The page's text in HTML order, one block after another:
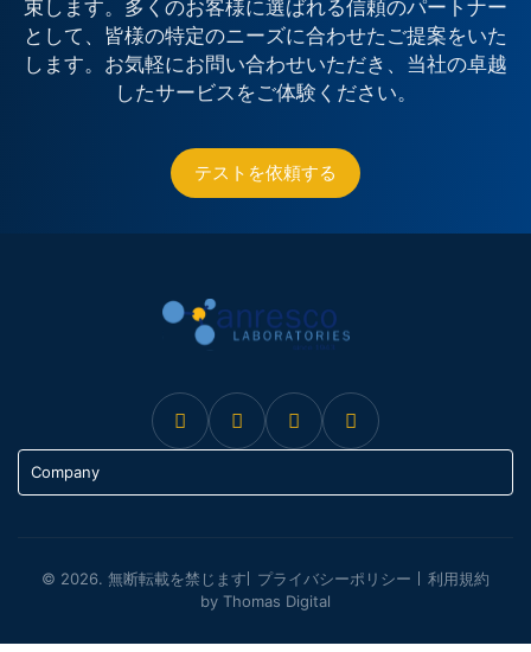
束します。多くのお客様に選ばれる信頼のパートナー
として、皆様の特定のニーズに合わせたご提案をいた
します。お気軽にお問い合わせいただき、当社の卓越
したサービスをご体験ください。
テストを依頼する
Company
© 2026. 無断転載を禁じます プライバシーポリシー
利用規約
by Thomas Digital